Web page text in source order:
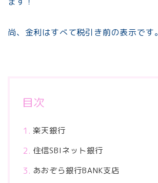
尚、金利はすべて税引き前の表示です。
目次
楽天銀行
住信SBIネット銀行
あおぞら銀行BANK支店